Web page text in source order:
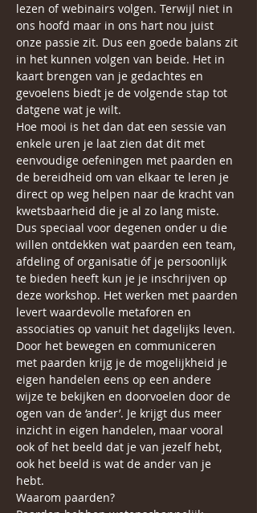
lezen of webinairs volgen. Terwijl niet in
ons hoofd maar in ons hart nou juist
onze passie zit. Dus een goede balans zit
in het kunnen volgen van beide. Het in
kaart brengen van je gedachtes en
gevoelens biedt je de volgende stap tot
datgene wat je wilt.
Hoe mooi is het dan dat een sessie van
enkele uren je laat zien dat dit met
eenvoudige oefeningen met paarden en
de bereidheid om van elkaar te leren je
direct op weg helpen naar de kracht van
kwetsbaarheid die je al zo lang miste.
Dus speciaal voor degenen onder u die
willen ontdekken wat paarden een team,
afdeling of organisatie óf je persoonlijk
te bieden heeft kun je je inschrijven op
deze workshop. Het werken met paarden
levert waardevolle metaforen en
associaties op vanuit het dagelijks leven.
Door het bewegen en communiceren
met paarden krijg je de mogelijkheid je
eigen handelen eens op een andere
wijze te bekijken en doorvoelen door de
ogen van de ‘ander’. Je krijgt dus meer
inzicht in eigen handelen, maar vooral
ook of het beeld dat je van jezelf hebt,
ook het beeld is wat de ander van je
hebt.
Waarom paarden?